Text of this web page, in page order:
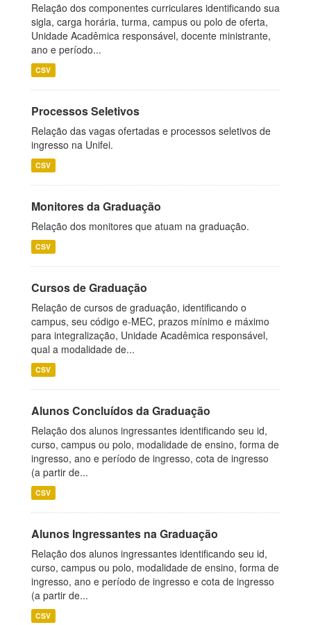
Relação dos componentes curriculares identificando sua
sigla, carga horária, turma, campus ou polo de oferta,
Unidade Acadêmica responsável, docente ministrante,
ano e período...
CSV
Processos Seletivos
Relação das vagas ofertadas e processos seletivos de
ingresso na Unifei.
CSV
Monitores da Graduação
Relação dos monitores que atuam na graduação.
CSV
Cursos de Graduação
Relação de cursos de graduação, identificando o
campus, seu código e-MEC, prazos mínimo e máximo
para integralização, Unidade Acadêmica responsável,
qual a modalidade de...
CSV
Alunos Concluídos da Graduação
Relação dos alunos ingressantes identificando seu id,
curso, campus ou polo, modalidade de ensino, forma de
ingresso, ano e período de ingresso, cota de ingresso
(a partir de...
CSV
Alunos Ingressantes na Graduação
Relação dos alunos ingressantes identificando seu id,
curso, campus ou polo, modalidade de ensino, forma de
ingresso, ano e período de ingresso e cota de ingresso
(a partir de...
CSV